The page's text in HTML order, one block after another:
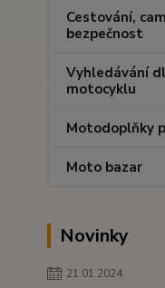
Cestování,
bezpečnost
Vyhledávání
motocyklu
Motodoplňky
Moto bazar
Novinky
21.01.2024